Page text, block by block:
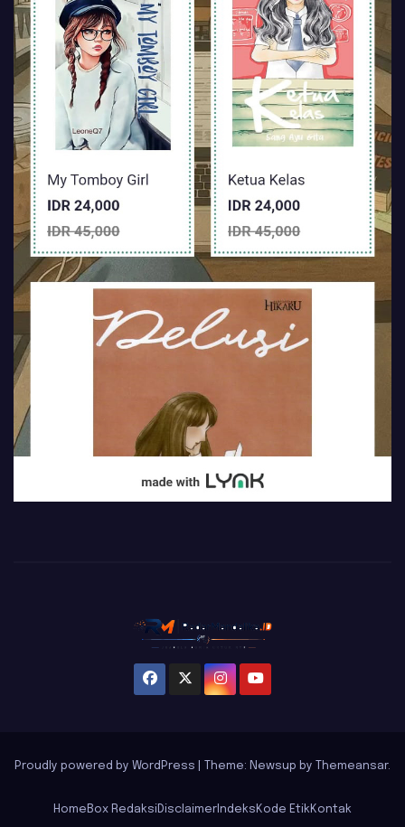
Proudly powered by WordPress Theme: Newsup by Themeansar.
Home Box Redaksi Disclaimer Indeks Kode Etik Kontak